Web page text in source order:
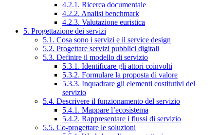
4.2.1. Ricerca documentale
4.2.2. Analisi benchmark
4.2.3. Valutazione euristica
5. Progettazione dei servizi
5.1. Cosa sono i servizi e il service design
5.2. Progettare servizi pubblici digitali
5.3. Definire il modello di servizio
5.3.1. Identificare gli attori coinvolti
5.3.2. Formulare la proposta di valore
5.3.3. Inquadrare gli elementi costitutivi del
servizio
5.4. Descrivere il funzionamento del servizio
5.4.1. Mappare l’ecosistema
5.4.2. Rappresentare i flussi di servizio
5.5. Co-progettare le soluzioni